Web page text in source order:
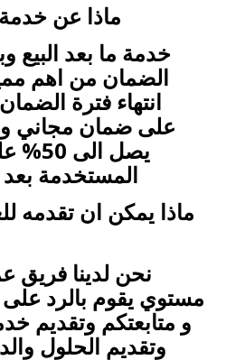
ماذا عن خدمة
خدمة ما بعد البيع
الضمان من اهم
انتهاء فترة
على ضمان مجاني
يصل
المستخدمة
ماذا يمكن ان تقدمه
نحن لدينا
مستوي يقوم بالرد
و متابعتكم وتقديم
وتقديم الحلول